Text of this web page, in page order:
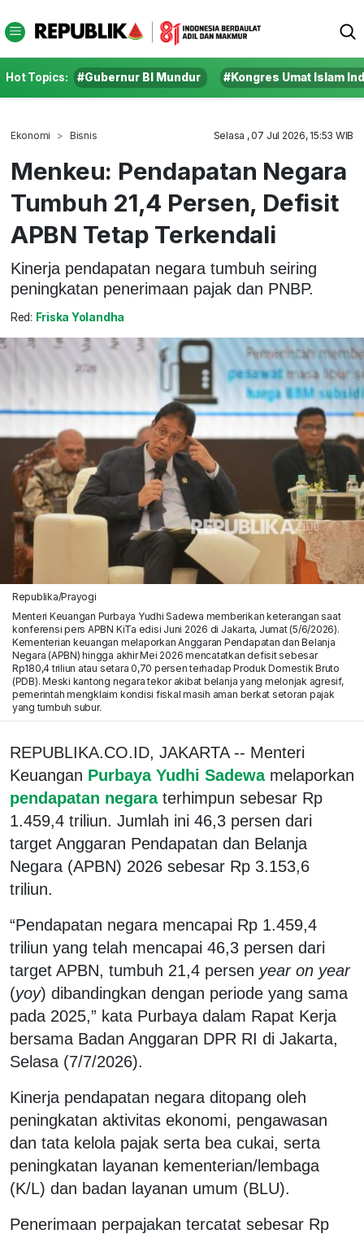
Hot Topics: #Gubernur BI Mundur #Kongres Umat Islam
Ekonomi Bisnis Selasa , 07 Jul 2026, 15:53 WIB
Menkeu: Pendapatan Negara
Tumbuh 21,4 Persen, Defisit
APBN Tetap Terkendali
Kinerja pendapatan negara tumbuh seiring
peningkatan penerimaan pajak dan PNBP.
Red: Friska Yolandha
Republika/Prayogi
Menteri Keuangan Purbaya Yudhi Sadewa memberikan keterangan saat
konferensi pers APBN KiTa edisi Juni 2026 di Jakarta, Jumat (5/6/2026).
Kementerian keuangan melaporkan Anggaran Pendapatan dan Belanja
Negara (APBN) hingga akhir Mei 2026 mencatatkan defisit sebesar
Rp180,4 triliun atau setara 0,70 persen terhadap Produk Domestik Bruto
(PDB). Meski kantong negara tekor akibat belanja yang melonjak agresif,
pemerintah mengklaim kondisi fiskal masih aman berkat setoran pajak
yang tumbuh subur.
REPUBLIKA.CO.ID, JAKARTA -- Menteri
Keuangan Purbaya Yudhi Sadewa melaporkan
pendapatan negara terhimpun sebesar Rp
1.459,4 triliun. Jumlah ini 46,3 persen dari
target Anggaran Pendapatan dan Belanja
Negara (APBN) 2026 sebesar Rp 3.153,6
triliun.
“Pendapatan negara mencapai Rp 1.459,4
triliun yang telah mencapai 46,3 persen dari
target APBN, tumbuh 21,4 persen year on year
(yoy) dibandingkan dengan periode yang sama
pada 2025,” kata Purbaya dalam Rapat Kerja
bersama Badan Anggaran DPR RI di Jakarta,
Selasa (7/7/2026).
Kinerja pendapatan negara ditopang oleh
peningkatan aktivitas ekonomi, pengawasan
dan tata kelola pajak serta bea cukai, serta
peningkatan layanan kementerian/lembaga
(K/L) dan badan layanan umum (BLU).
Penerimaan perpajakan tercatat sebesar Rp